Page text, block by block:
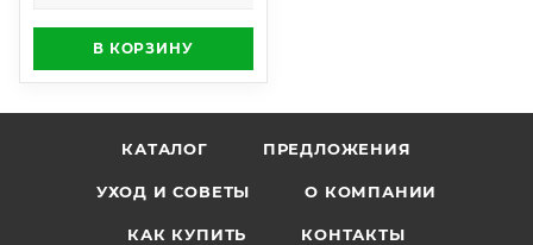
В КОРЗИНУ
КАТАЛОГ ПРЕДЛОЖЕНИЯ
УХОД И СОВЕТЫ О КОМПАНИИ
КАК КУПИТЬ КОНТАКТЫ